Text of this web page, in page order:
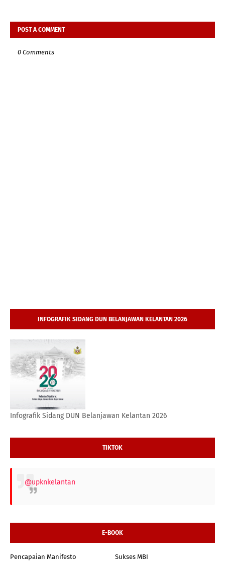
POST A COMMENT
0 Comments
INFOGRAFIK SIDANG DUN BELANJAWAN KELANTAN 2026
Infografik Sidang DUN Belanjawan Kelantan 2026
TIKTOK
@upknkelantan
E-BOOK
Pencapaian Manifesto Sukses MBI